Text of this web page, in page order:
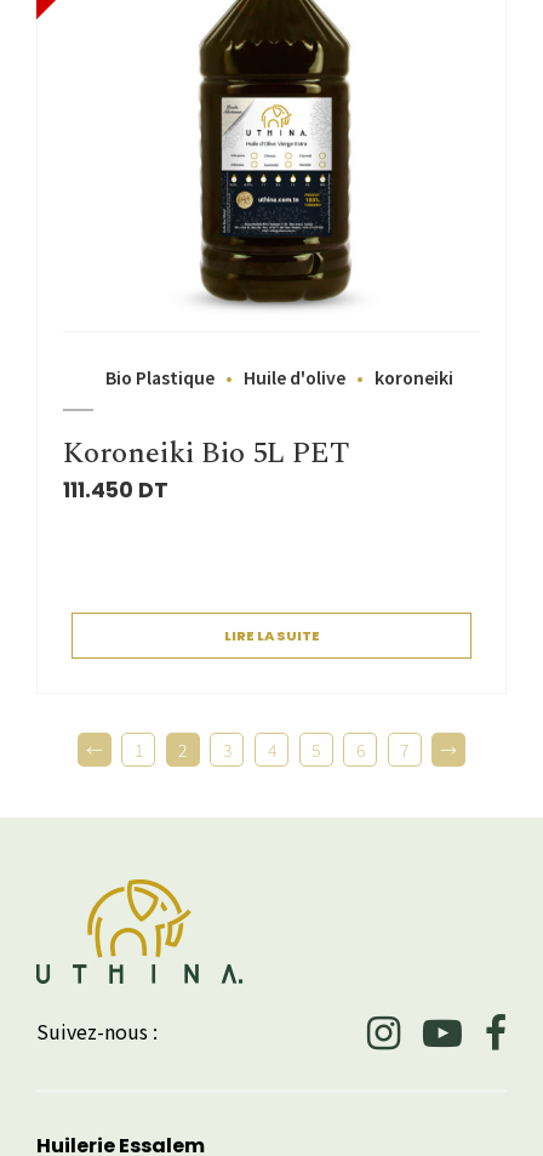
Bio Plastique Huile d'olive koroneiki
Koroneiki Bio 5L PET
111.450 DT
LIRE LA SUITE
← 1 2 3 4 5 6 7 →
Suivez-nous :
Huilerie Essalem